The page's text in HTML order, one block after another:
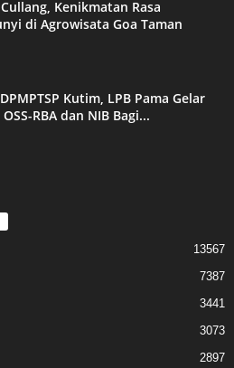
Kenikmatan Rasa
di Agrowisata Goa Taman
Kutim, LPB Pama Gelar
RBA dan NIB Bagi...
13567
7387
3441
3073
2897